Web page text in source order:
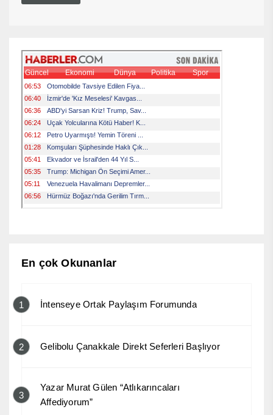
En çok Okunanlar
1 İntenseye Ortak Paylaşım Forumunda
2 Gelibolu Çanakkale Direkt Seferleri Başlıyor
3
Yazar Murat Gülen “Atlıkarıncaları
Affediyorum”